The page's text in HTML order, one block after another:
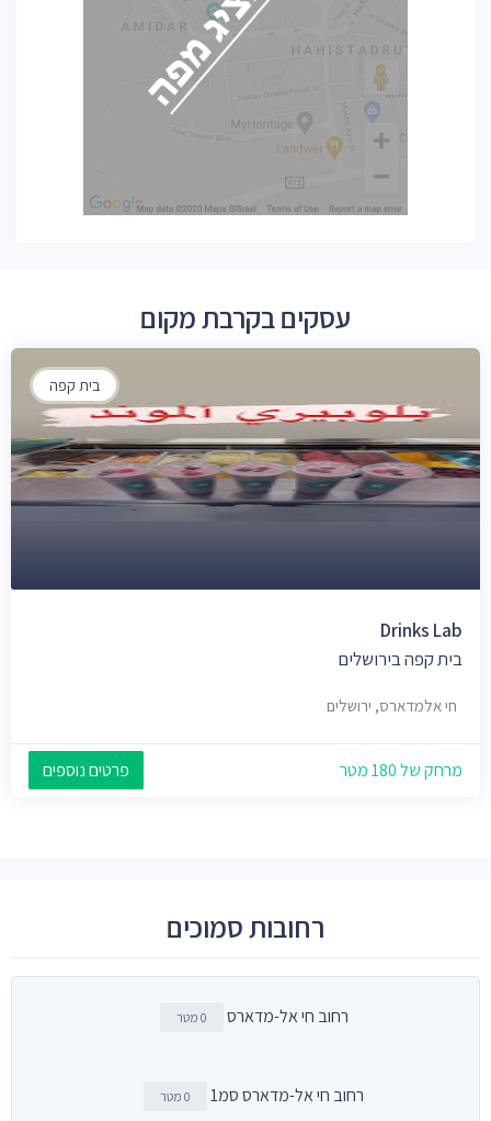
עסקים בקרבת מקום
בית קפה
Drinks Lab
בית קפה בירושלים
חי אלמדארס, ירושלים
מרחק של 180 מטר פרטים נוספים
רחובות סמוכים
רחוב חי אל-מדארס 0 מטר
רחוב חי אל-מדארס סמ1 0 מטר